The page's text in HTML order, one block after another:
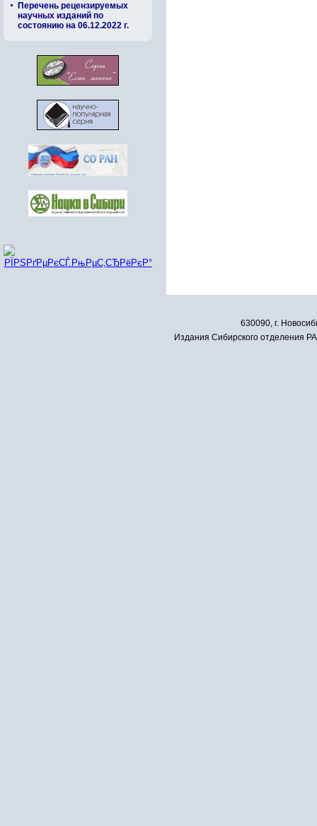
Перечень рецензируемых
научных изданий по
состоянию на 06.12.2022 г.
630090, г.
Издания Сибирского отделения